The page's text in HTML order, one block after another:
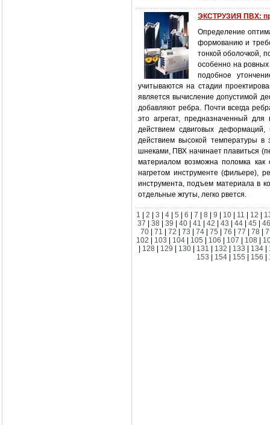
ЭКСТРУЗИЯ ПВХ:
Определение
формованию и
тонкой оболочкой,
особенно на ровных
подобное
учитываются на стадии
является вычисление допустимой
добавляют ребра. Почти всегда
это агрегат, предназначенный
действием сдвиговых
действием высокой температуры в
шнеками, ПВХ начинает плавиться
материалом возможна поломка
нагретом инструменте (фильере),
инструмента, подъем материала в
отдельные жгуты, легко рвется.
1 2 3 4 5 6 7 8 9 10 11 12
37
|38 |39 |40 |41 |42 |43 |44 |45 |
70
71 72 73 74 75 76 77 78
102
103 104 105 106 107 108
128 129 130 131 132 133 134
153
154 155 156